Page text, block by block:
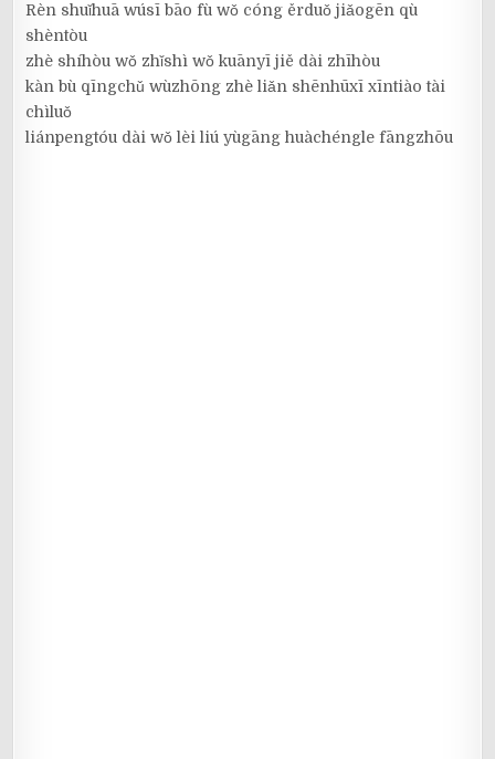
Rèn shuǐhuā wúsī bāo fù wǒ cóng ěrduǒ jiǎogēn qù
shèntòu
zhè shíhòu wǒ zhǐshì wǒ kuānyī jiě dài zhīhòu
kàn bù qīngchǔ wùzhōng zhè liǎn shēnhūxī xīntiào tài
chìluǒ
liánpengtóu dài wǒ lèi liú yùgāng huàchéngle fāngzhōu